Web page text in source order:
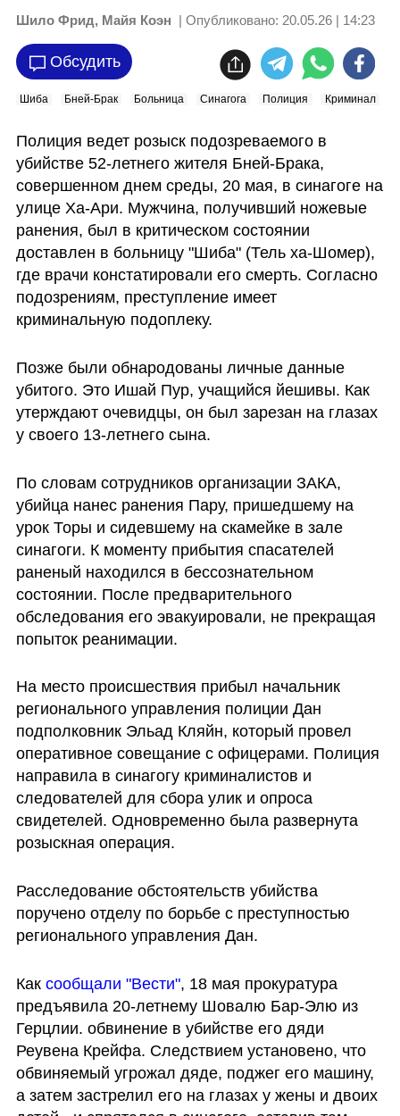
Шило Фрид, Майя Коэн | Опубликовано: 20.05.26 | 14:23
Обсудить
Шиба Бней-Брак Больница Синагога Полиция Криминал
Полиция ведет розыск подозреваемого в
убийстве 52-летнего жителя Бней-Брака,
совершенном днем среды, 20 мая, в синагоге на
улице Ха-Ари. Мужчина, получивший ножевые
ранения, был в критическом состоянии
доставлен в больницу "Шиба" (Тель ха-Шомер),
где врачи констатировали его смерть. Согласно
подозрениям, преступление имеет
криминальную подоплеку.
Позже были обнародованы личные данные
убитого. Это Ишай Пур, учащийся йешивы. Как
утерждают очевидцы, он был зарезан на глазах
у своего 13-летнего сына.
По словам сотрудников организации ЗАКА,
убийца нанес ранения Пару, пришедшему на
урок Торы и сидевшему на скамейке в зале
синагоги. К моменту прибытия спасателей
раненый находился в бессознательном
состоянии. После предварительного
обследования его эвакуировали, не прекращая
попыток реанимации.
На место происшествия прибыл начальник
регионального управления полиции Дан
подполковник Эльад Кляйн, который провел
оперативное совещание с офицерами. Полиция
направила в синагогу криминалистов и
следователей для сбора улик и опроса
свидетелей. Одновременно была развернута
розыскная операция.
Расследование обстоятельств убийства
поручено отделу по борьбе с преступностью
регионального управления Дан.
Как сообщали "Вести", 18 мая прокуратура
предъявила 20-летнему Шовалю Бар-Элю из
Герцлии. обвинение в убийстве его дяди
Реувена Крейфа. Следствием установено, что
обвиняемый угрожал дяде, поджег его машину,
а затем застрелил его на глазах у жены и двоих